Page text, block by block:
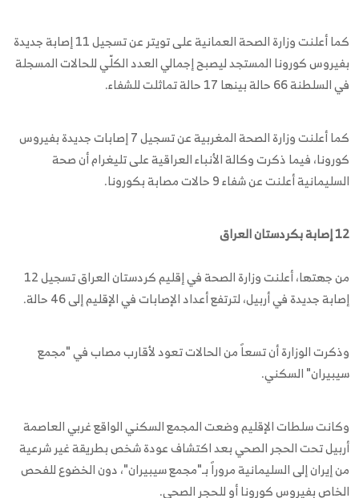
كما أعلنت وزارة الصحة العمانية على تويتر عن تسجيل 11 إصابة جديدة
بفيروس كورونا المستجد ليصبح إجمالي العدد الكلّي للحالات المسجلة
في السلطنة 66 حالة بينها 17 حالة تماثلت للشفاء.
كما أعلنت وزارة الصحة المغربية عن تسجيل 7 إصابات جديدة بفيروس
كورونا، فيما ذكرت وكالة الأنباء العراقية على تليغرام أن صحة
السليمانية أعلنت عن شفاء 9 حالات مصابة بكورونا.
12 إصابة بكردستان العراق
من جهتها، أعلنت وزارة الصحة في إقليم كردستان العراق تسجيل 12
إصابة جديدة في أربيل، لترتفع أعداد الإصابات في الإقليم إلى 46 حالة.
وذكرت الوزارة أن تسعاً من الحالات تعود لأقارب مصاب في "مجمع
سيبيران" السكني.
وكانت سلطات الإقليم وضعت المجمع السكني الواقع غربي العاصمة
أربيل تحت الحجر الصحي بعد اكتشاف عودة شخص بطريقة غير شرعية
من إيران إلى السليمانية مروراً بـ"مجمع سيبيران"، دون الخضوع للفحص
الخاص بفيروس كورونا أو للحجر الصحي.